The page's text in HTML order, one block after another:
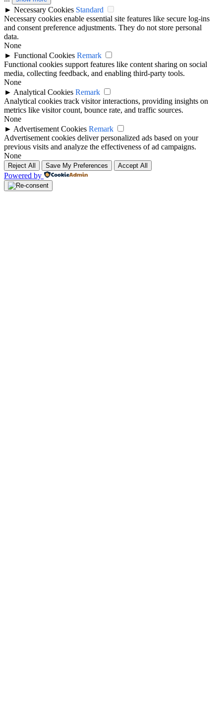
► Necessary Cookies Standard
Necessary cookies enable essential site features like secure log-ins
and consent preference adjustments. They do not store personal
data.
None
► Functional Cookies Remark
Functional cookies support features like content sharing on social
media, collecting feedback, and enabling third-party tools.
None
► Analytical Cookies Remark
Analytical cookies track visitor interactions, providing insights on
metrics like visitor count, bounce rate, and traffic sources.
None
► Advertisement Cookies Remark
Advertisement cookies deliver personalized ads based on your
previous visits and analyze the effectiveness of ad campaigns.
None
Reject All Save My Preferences Accept All
Powered by